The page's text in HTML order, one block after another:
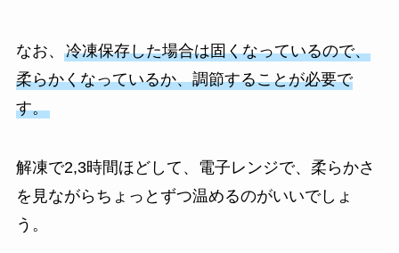
なお、 冷凍保存した場合は固くなっているので、
柔らかくなっているか、調節することが必要で
す。
解凍で2,3時間ほどして、電子レンジで、柔らかさ
を見ながらちょっとずつ温めるのがいいでしょ
う。